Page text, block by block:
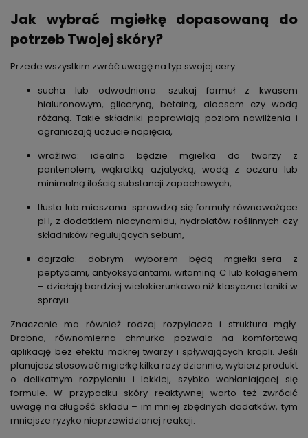
Jak wybrać mgiełkę dopasowaną do
potrzeb Twojej skóry?
Przede wszystkim zwróć uwagę na typ swojej cery:
sucha lub odwodniona: szukaj formuł z kwasem
hialuronowym, gliceryną, betainą, aloesem czy wodą
różaną. Takie składniki poprawiają poziom nawilżenia i
ograniczają uczucie napięcia,
wrażliwa: idealna będzie mgiełka do twarzy z
pantenolem, wąkrotką azjatycką, wodą z oczaru lub
minimalną ilością substancji zapachowych,
tłusta lub mieszana: sprawdzą się formuły równoważące
pH, z dodatkiem niacynamidu, hydrolatów roślinnych czy
składników regulujących sebum,
dojrzała: dobrym wyborem będą mgiełki-sera z
peptydami, antyoksydantami, witaminą C lub kolagenem
– działają bardziej wielokierunkowo niż klasyczne toniki w
sprayu.
Znaczenie ma również rodzaj rozpylacza i struktura mgły.
Drobna, równomierna chmurka pozwala na komfortową
aplikację bez efektu mokrej twarzy i spływających kropli. Jeśli
planujesz stosować mgiełkę kilka razy dziennie, wybierz produkt
o delikatnym rozpyleniu i lekkiej, szybko wchłaniającej się
formule. W przypadku skóry reaktywnej warto też zwrócić
uwagę na długość składu – im mniej zbędnych dodatków, tym
mniejsze ryzyko nieprzewidzianej reakcji.